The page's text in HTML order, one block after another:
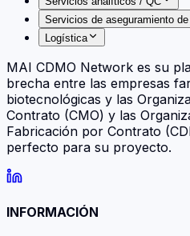
Servicios de aseguramiento
Logística
MAI CDMO Network es su
brecha entre las empresas
biotecnológicas y las
Contrato (CMO) y las
Fabricación por Contrato
perfecto para su proyecto.
INFORMACIÓN